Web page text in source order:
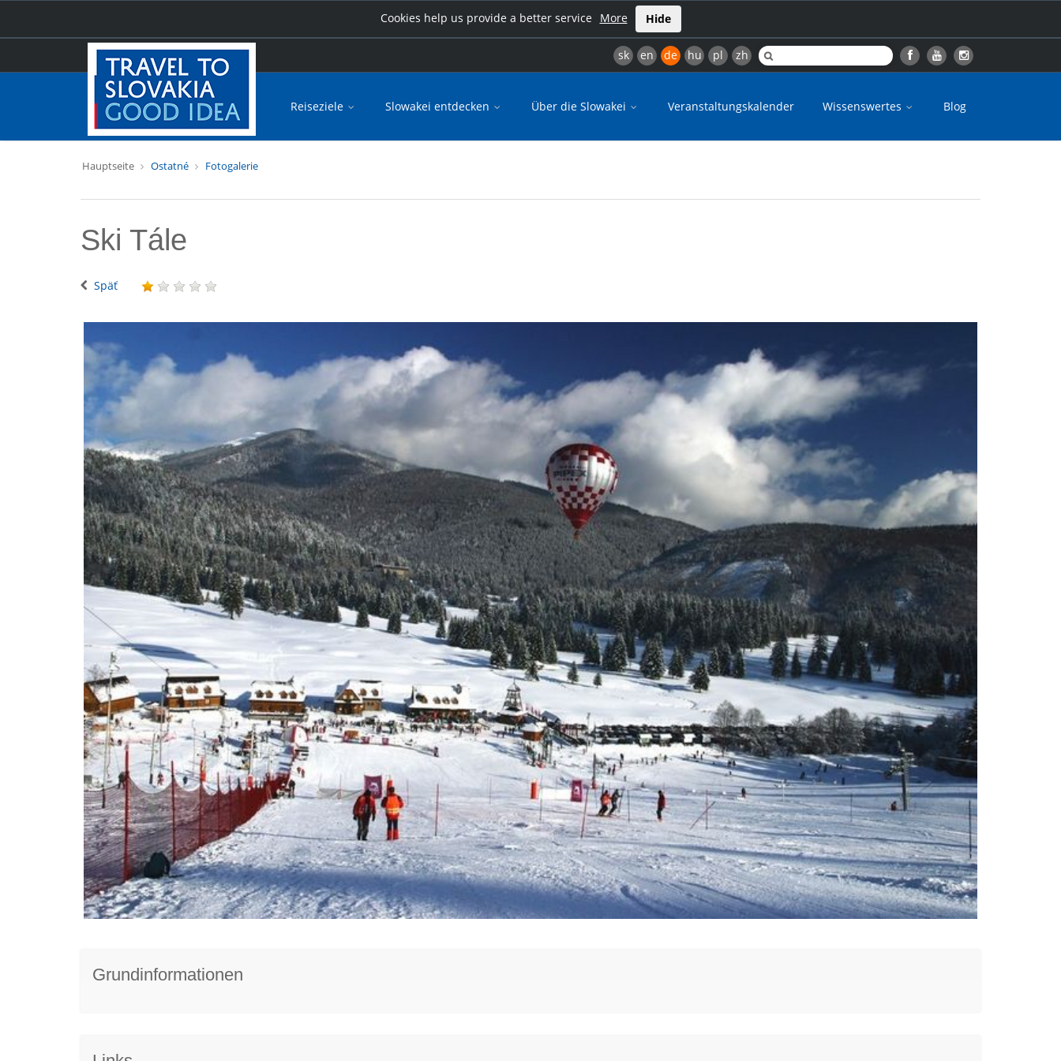
Cookies help us provide a better service More Hide
sk en de hu pl zh
Reiseziele Slowakei entdecken Über die Slowakei Veranstaltungskalender Wissenswertes Blog
Hauptseite Ostatné Fotogalerie
Ski Tále
Späť
Grundinformationen